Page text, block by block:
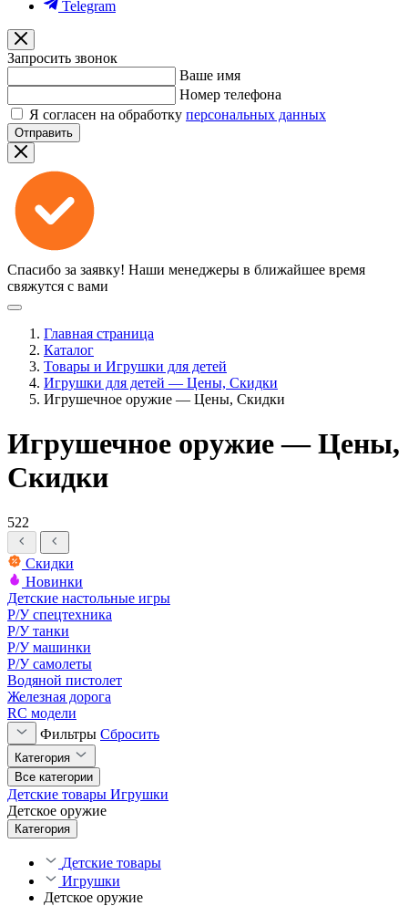
Telegram
Запросить звонок
Ваше имя
Номер телефона
Я согласен на обработку персональных данных
Отправить
Спасибо за заявку! Наши менеджеры в ближайшее время
свяжутся с вами
Главная страница
Каталог
Товары и Игрушки для детей
Игрушки для детей — Цены, Скидки
Игрушечное оружие — Цены, Скидки
Игрушечное оружие — Цены,
Скидки
522
Скидки
Новинки
Детские настольные игры
Р/У спецтехника
Р/У танки
Р/У машинки
Р/У самолеты
Водяной пистолет
Железная дорога
RC модели
Фильтры Сбросить
Категория
Все категории
Детские товары Игрушки
Детское оружие
Категория
Детские товары
Игрушки
Детское оружие